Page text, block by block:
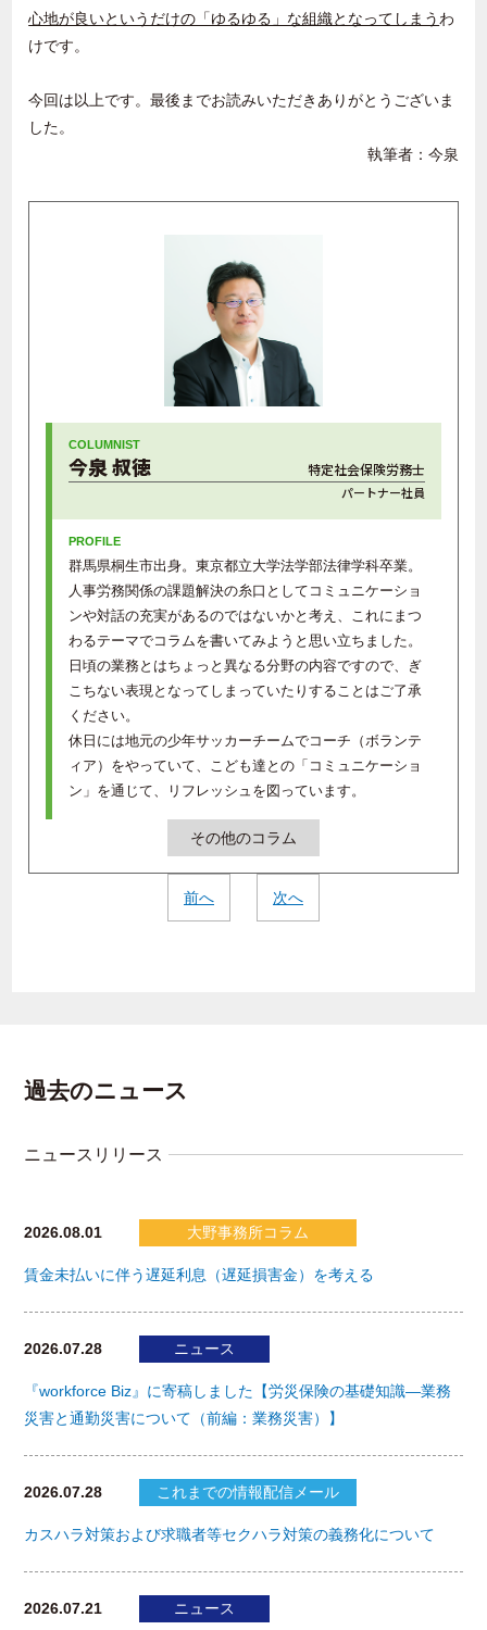
心地が良いというだけの「ゆるゆる」な組織となってしまうわ
けです。
今回は以上です。最後までお読みいただきありがとうございま
した。
執筆者：今泉
今泉 叔徳 特定社会保険労務士
パートナー社員
群馬県桐生市出身。東京都立大学法学部法律学科卒業。
人事労務関係の課題解決の糸口としてコミュニケーショ
ンや対話の充実があるのではないかと考え、これにまつ
わるテーマでコラムを書いてみようと思い立ちました。
日頃の業務とはちょっと異なる分野の内容ですので、ぎ
こちない表現となってしまっていたりすることはご了承
ください。
休日には地元の少年サッカーチームでコーチ（ボランテ
ィア）をやっていて、こども達との「コミュニケーショ
ン」を通じて、リフレッシュを図っています。
その他のコラム
前へ 次へ
過去のニュース
ニュースリリース
2026.08.01 大野事務所コラム
賃金未払いに伴う遅延利息（遅延損害金）を考える
2026.07.28 ニュース
『workforce Biz』に寄稿しました【労災保険の基礎知識―業務
災害と通勤災害について（前編：業務災害）】
2026.07.28 これまでの情報配信メール
カスハラ対策および求職者等セクハラ対策の義務化について
2026.07.21 ニュース